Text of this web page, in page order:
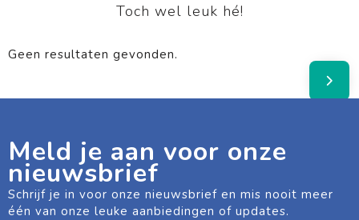
Toch wel leuk hé!
Geen resultaten gevonden.
Meld je aan voor onze
nieuwsbrief
Schrijf je in voor onze nieuwsbrief en mis nooit meer
één van onze leuke aanbiedingen of updates.